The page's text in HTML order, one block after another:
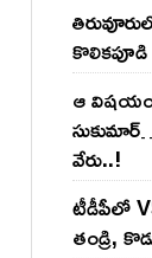
ఆ
వేరు..!
టీడీపీలో
తండ్రి,